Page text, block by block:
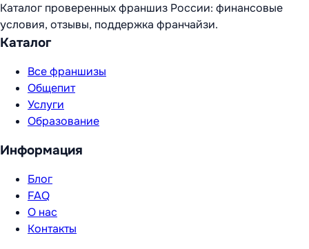
Каталог проверенных франшиз России: финансовые
условия, отзывы, поддержка франчайзи.
Каталог
Все франшизы
Общепит
Услуги
Образование
Информация
Блог
FAQ
О нас
Контакты